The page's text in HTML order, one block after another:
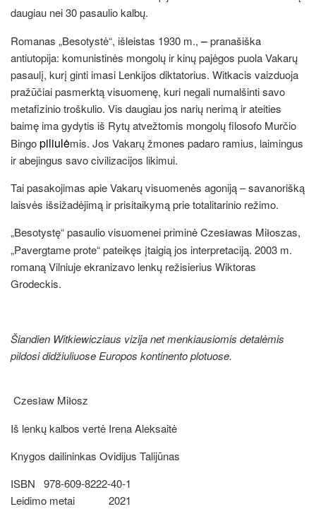
daugiau nei 30 pasaulio kalbų.
Romanas „Besotystė“, išleistas 1930 m., –pranašiška
antiutopija: komunistinės mongolų ir kinų pajėgos puola Vakarų
pasaulį, kurį ginti imasi Lenkijos diktatorius. Witkacis vaizduoja
pražūčiai pasmerktą visuomenę, kuri negali numalšinti savo
metafizinio troškulio. Vis daugiau jos narių nerimą ir ateities
baimę ima gydytis iš Rytų atvežtomis mongolų filosofo Murčio
Bingopiliulėmis. Jos Vakarų žmones padaro ramius, laimingus
ir abejingus savo civilizacijos likimui.
Tai pasakojimas apie Vakarų visuomenės agoniją – savanorišką
laisvės išsižadėjimą ir prisitaikymą prie totalitarinio režimo.
„Besotystę“ pasaulio visuomenei priminė Czesławas Miłoszas,
„Pavergtame prote“ pateikęs įtaigią jos interpretaciją. 2003 m.
romaną Vilniuje ekranizavo lenkų režisierius Wiktoras
Grodeckis.
Šiandien Witkiewicziaus vizija net menkiausiomis detalėmis
pildosi didžiuliuose Europos kontinento plotuose.
Czesław Miłosz
Iš lenkų kalbos vertė Irena Aleksaitė
Knygos dailininkas Ovidijus Talijūnas
ISBN 978-609-8222-40-1
Leidimo metai 2021